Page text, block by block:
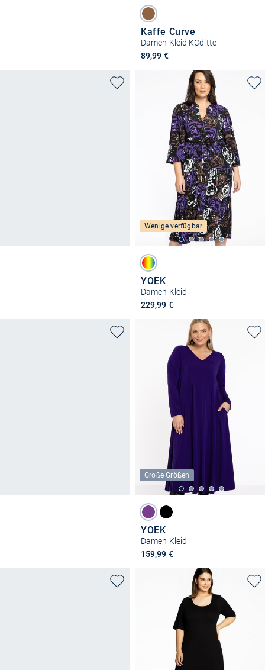
Kaffe Curve
Damen Kleid KCditte
89,99 €
Wenige verfügbar
YOEK
Damen Kleid
229,99 €
Große Größen
YOEK
Damen Kleid
159,99 €